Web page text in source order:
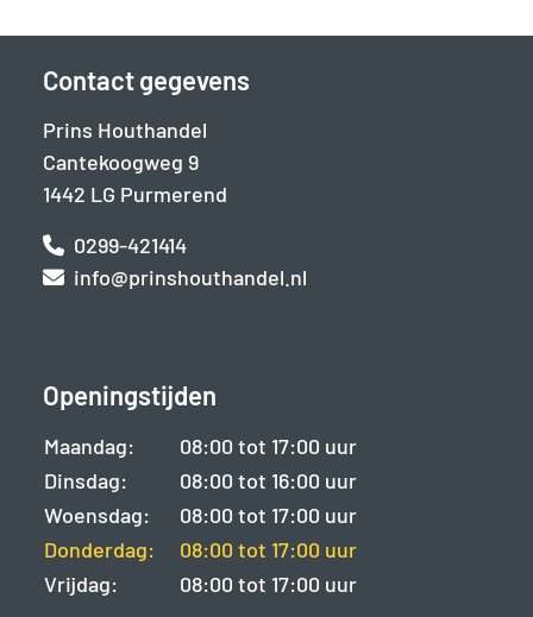
Contact gegevens
Prins Houthandel
Cantekoogweg 9
1442 LG Purmerend
0299-421414
info@prinshouthandel.nl
Openingstijden
Maandag:
08:00 tot 17:00 uur
Dinsdag:
08:00 tot 16:00 uur
Woensdag:
08:00 tot 17:00 uur
Donderdag:
08:00 tot 17:00 uur
Vrijdag:
08:00 tot 17:00 uur